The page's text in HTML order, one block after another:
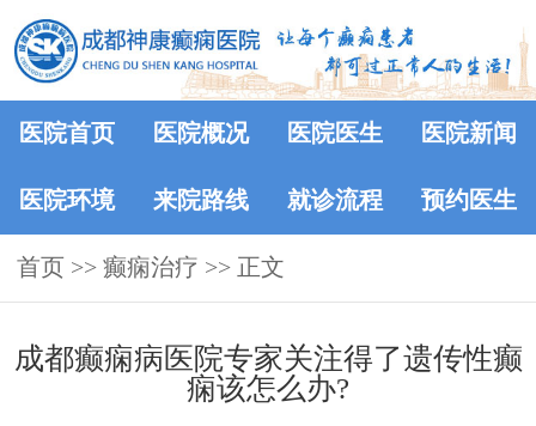
医院首页 医院概况 医院医生 医院新闻
医院环境 来院路线 就诊流程 预约医生
首页 >> 癫痫治疗 >> 正文
成都癫痫病医院专家关注得了遗传性癫
痫该怎么办?